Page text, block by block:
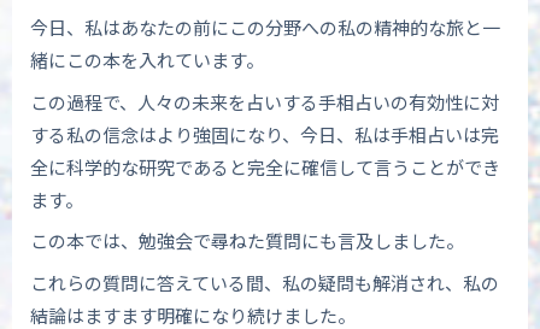
今日、私はあなたの前にこの分野への私の精神的な旅と一
緒にこの本を入れています。
この過程で、人々の未来を占いする手相占いの有効性に対
する私の信念はより強固になり、今日、私は手相占いは完
全に科学的な研究であると完全に確信して言うことができ
ます。
この本では、勉強会で尋ねた質問にも言及しました。
これらの質問に答えている間、私の疑問も解消され、私の
結論はますます明確になり続けました。